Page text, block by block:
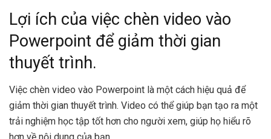
Lợi ích của việc chèn video vào
Powerpoint để giảm thời gian
thuyết trình.
Việc chèn video vào Powerpoint là một cách hiệu quả để
giảm thời gian thuyết trình. Video có thể giúp bạn tạo ra một
trải nghiệm học tập tốt hơn cho người xem, giúp họ hiểu rõ
hơn về nội dung của bạn.